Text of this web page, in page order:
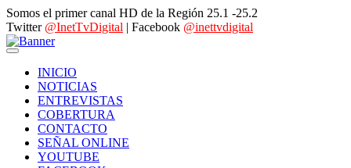
Somos el primer canal HD de la Región 25.1 -25.2
Twitter @InetTvDigital | Facebook @inettvdigital
INICIO
NOTICIAS
ENTREVISTAS
COBERTURA
CONTACTO
SEÑAL ONLINE
YOUTUBE